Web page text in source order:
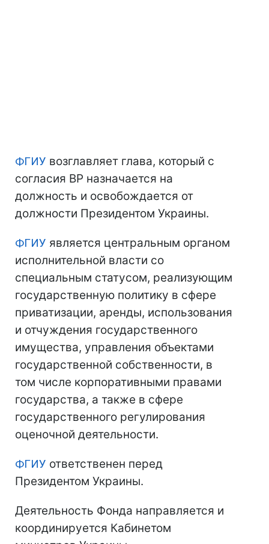
ФГИУ возглавляет глава, который с
согласия ВР назначается на
должность и освобождается от
должности Президентом Украины.
ФГИУ является центральным органом
исполнительной власти со
специальным статусом, реализующим
государственную политику в сфере
приватизации, аренды, использования
и отчуждения государственного
имущества, управления объектами
государственной собственности, в
том числе корпоративными правами
государства, а также в сфере
государственного регулирования
оценочной деятельности.
ФГИУ ответственен перед
Президентом Украины.
Деятельность Фонда направляется и
координируется Кабинетом